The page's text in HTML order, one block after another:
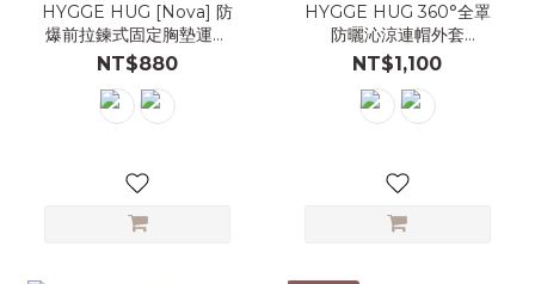
HYGGE HUG [Nova] 防
爆前拉鍊式固定胸墊運動
內衣
NT$880
HYGGE HUG 360°全罩
防曬沁涼連帽外套
UPF50+
NT$1,100